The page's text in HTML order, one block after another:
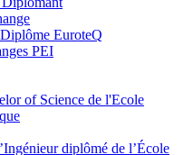
EuroteQ
PEI
of Science de l'Ecole
diplômé de l’École